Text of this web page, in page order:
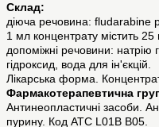
Склад:
діюча речовина: fludarabine
1 мл концентрату містить
допоміжні речовини: натрію
гідроксид, вода для ін'єкцій.
Лікарська форма.
Фармакотерапевтична
Антинеопластичні засоби.
пурину. Код АТС L01B B05.